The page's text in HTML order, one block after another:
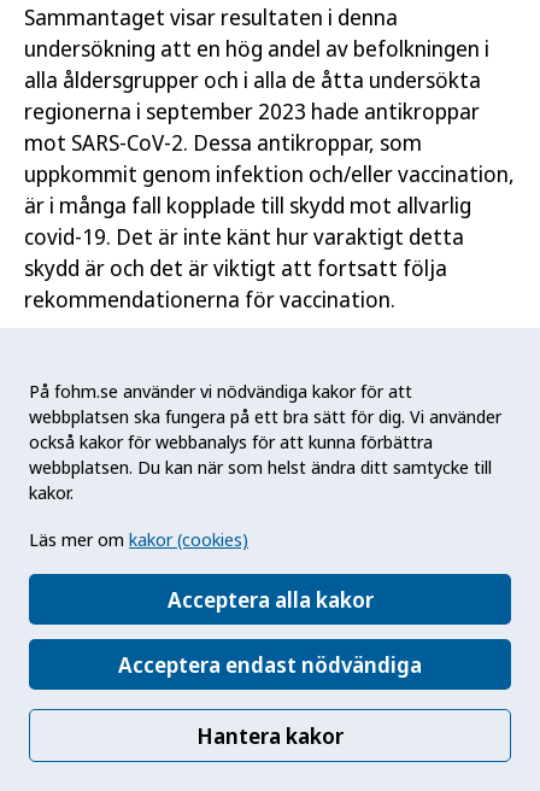
Sammantaget visar resultaten i denna
undersökning att en hög andel av befolkningen i
alla åldersgrupper och i alla de åtta undersökta
regionerna i september 2023 hade antikroppar
mot SARS-CoV-2. Dessa antikroppar, som
uppkommit genom infektion och/eller vaccination,
är i många fall kopplade till skydd mot allvarlig
covid-19. Det är inte känt hur varaktigt detta
skydd är och det är viktigt att fortsatt följa
rekommendationerna för vaccination.
Ordlista
Antikroppar (=immunglobuliner) – Proteiner som
bildas av kroppens immunsystem med syfte att
främmande ämnen, i detta fall viruset SARS-CoV-
2.
Covid-19 –Coronavirus disease
(coronavirussjukdom) 2019.
IgG – Immunglobulin G, antikropp som uppträder
en tid efter insjuknande eller vaccination.
På fohm.se använder vi nödvändiga kakor för att
webbplatsen ska fungera på ett bra sätt för dig. Vi använder
också kakor för webbanalys för att kunna förbättra
webbplatsen. Du kan när som helst ändra ditt samtycke till
kakor.
Läs mer om kakor (cookies)
Acceptera alla kakor
Acceptera endast nödvändiga
Hantera kakor